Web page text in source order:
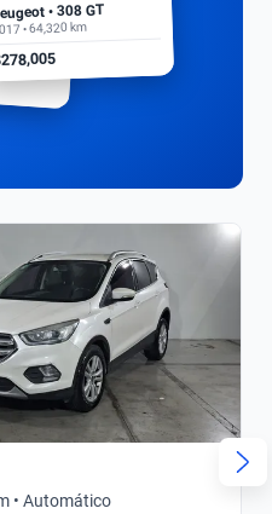
• 308 GT
• 64,320 km
• Automático